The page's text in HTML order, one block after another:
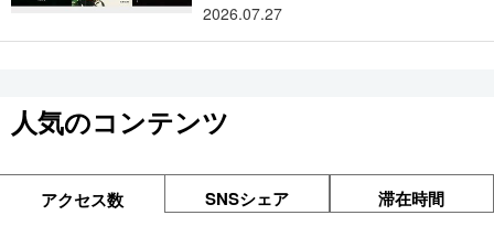
2026.07.27
人気のコンテンツ
アクセス数 SNSシェア 滞在時間